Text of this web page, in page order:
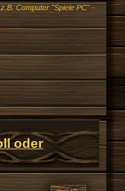
z.B.Computer "Spiele PC" -
oder